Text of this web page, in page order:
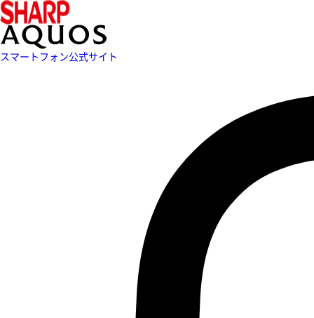
スマートフォン公式サイト